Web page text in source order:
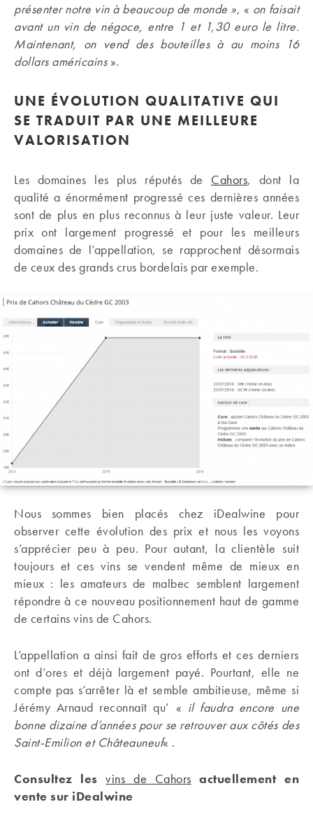
présenter notre vin à beaucoup de monde », « on faisait
avant un vin de négoce, entre 1 et 1,30 euro le litre.
Maintenant, on vend des bouteilles à au moins 16
dollars américains».
UNE ÉVOLUTION QUALITATIVE QUI
SE TRADUIT PAR UNE MEILLEURE
VALORISATION
Les domaines les plus réputés de Cahors, dont la
qualité a énormément progressé ces dernières années
sont de plus en plus reconnus à leur juste valeur. Leur
prix ont largement progressé et pour les meilleurs
domaines de l’appellation, se rapprochent désormais
de ceux des grands crus bordelais par exemple.
Nous sommes bien placés chez iDealwine pour
observer cette évolution des prix et nous les voyons
s’apprécier peu à peu. Pour autant, la clientèle suit
toujours et ces vins se vendent même de mieux en
mieux : les amateurs de malbec semblent largement
répondre à ce nouveau positionnement haut de gamme
de certains vins de Cahors.
L’appellation a ainsi fait de gros efforts et ces derniers
ont d’ores et déjà largement payé. Pourtant, elle ne
compte pas s’arrêter là et semble ambitieuse, même si
Jérémy Arnaud reconnaît qu’ « il faudra encore une
bonne dizaine d’années pour se retrouver aux côtés des
Saint-Emilion et Châteauneuf« .
Consultez lesvins de Cahors actuellement en
vente sur iDealwine